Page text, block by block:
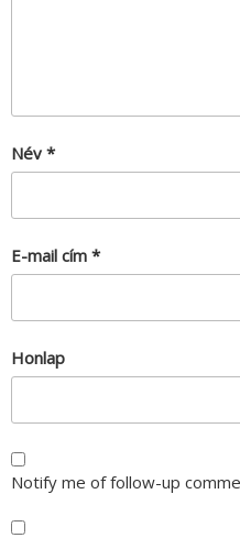
Név *
E-mail cím *
Honlap
Notify me of follow-up